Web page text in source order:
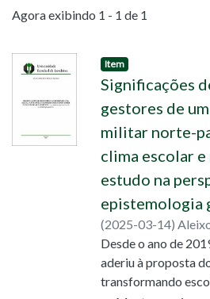
Agora exibindo 1 - 1 de 1
Item
Significações
gestores de
militar norte-
clima escolar
estudo na
epistemologia
(2025-03-14)
Oliveira,
Bessa da Costa
Desde o ano de
aderiu à proposta
transformando